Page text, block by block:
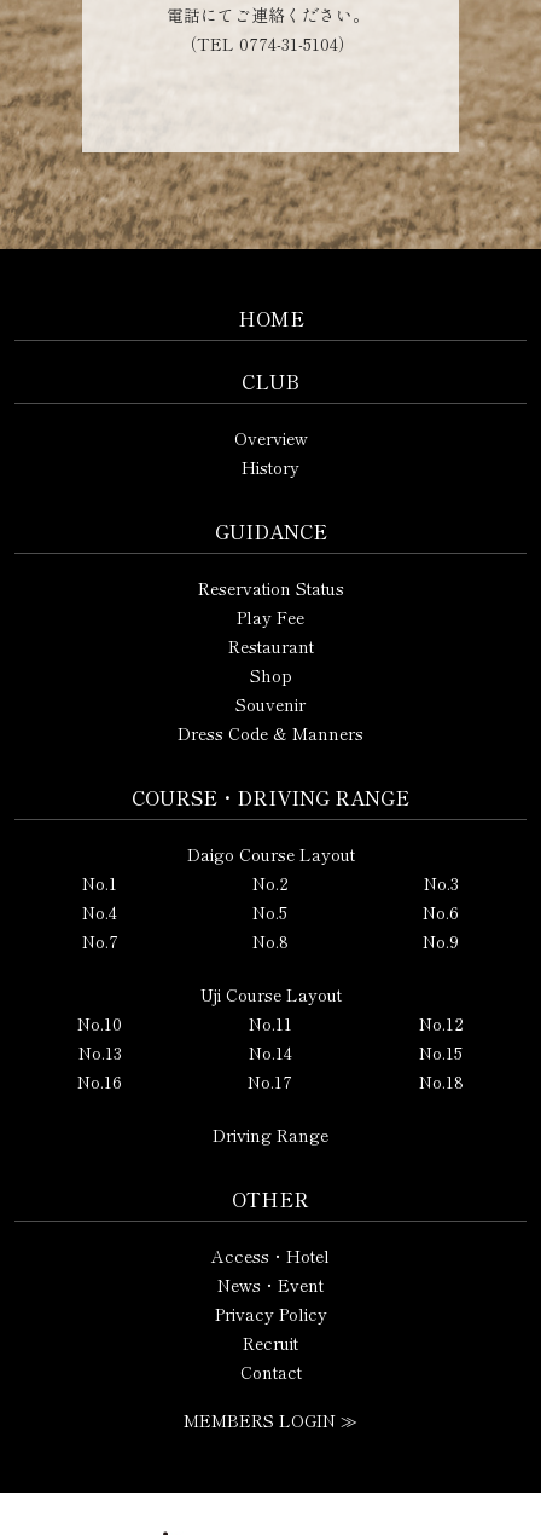
電話にてご連絡ください。
（TEL 0774-31-5104）
HOME
CLUB
Overview
History
GUIDANCE
Reservation Status
Play Fee
Restaurant
Shop
Souvenir
Dress Code & Manners
COURSE・DRIVING RANGE
Daigo Course Layout
No.1
No.2
No.3
No.4
No.5
No.6
No.7
No.8 No.9
Uji Course Layout
No.10
No.11
No.12
No.13
No.14
No.15
No.16
No.17 No.18
Driving Range
OTHER
Access・Hotel
News・Event
Privacy Policy
Recruit
Contact
MEMBERS LOGIN ≫